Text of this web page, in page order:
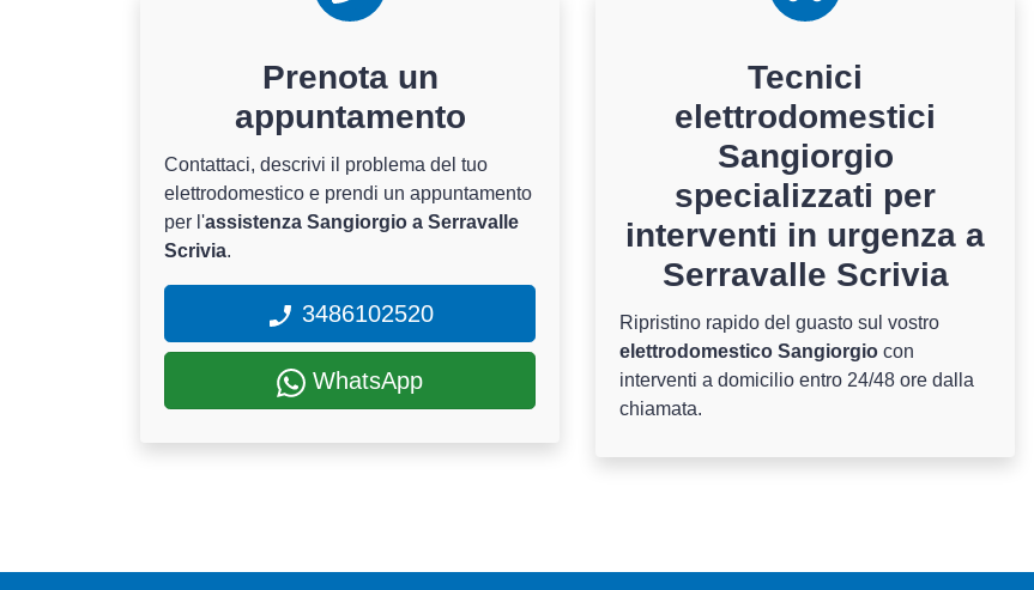
Prenota un
appuntamento
Contattaci, descrivi il problema del tuo
elettrodomestico e prendi un appuntamento
per l'assistenza Sangiorgio a Serravalle
Scrivia.
3486102520
WhatsApp
Tecnici
elettrodomestici
Sangiorgio
specializzati per
interventi in urgenza a
Serravalle Scrivia
Ripristino rapido del guasto sul vostro
elettrodomestico Sangiorgio con
interventi a domicilio entro 24/48 ore dalla
chiamata.